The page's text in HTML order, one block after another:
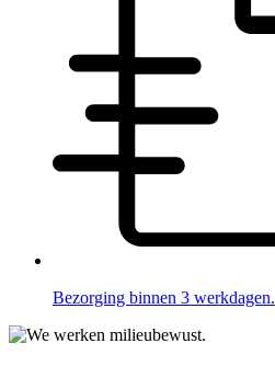
Bezorging binnen 3 werkdagen.